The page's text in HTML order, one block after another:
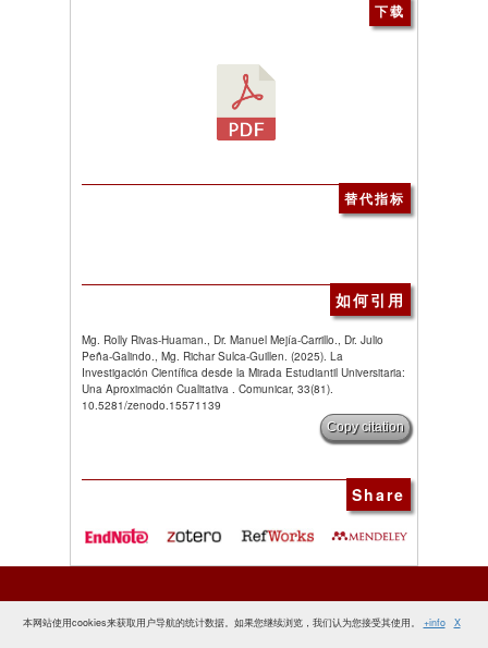
下载
替代指标
如何引用
Mg. Rolly Rivas-Huaman., Dr. Manuel Mejía-Carrillo., Dr. Julio
Peña-Galindo., Mg. Richar Sulca-Guillen. (2025). La
Investigación Científica desde la Mirada Estudiantil Universitaria:
Una Aproximación Cualitativa . Comunicar, 33(81).
10.5281/zenodo.15571139
Copy citation
Share
本网站使用cookies来获取用户导航的统计数据。如果您继续浏览，我们认为您接受其使用。 +info X